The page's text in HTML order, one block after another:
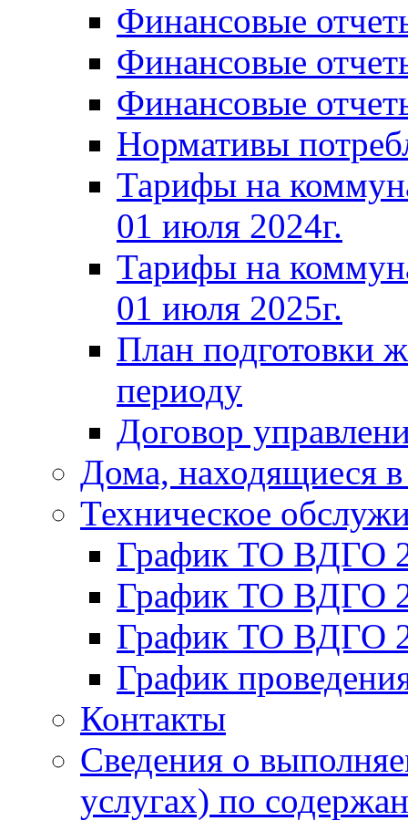
Финансовые
Финансовые
Финансовые
Нормативы
Тарифы на
01 июля 2024г.
Тарифы на
01 июля 2025г.
План подготовки
периоду
Договор
Дома, находящиеся
Техническое
График ТО ВДГО
График ТО ВДГО
График ТО ВДГО
График
Контакты
Сведения о
услугах) по